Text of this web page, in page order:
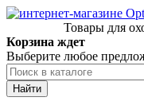
Товары для
Корзина ждет
Выберите любое
Найти